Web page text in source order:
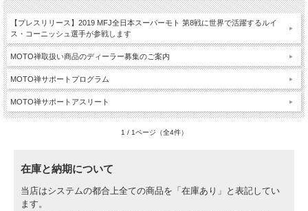
【プレスリリース】2019 MFJ全日本スーパーモト 第8戦に世界で活躍するルイ
ス・コーニッシュ選手が参戦します
MOTO禅取扱い商品のディーラー募集のご案内
MOTO禅サポートプログラム
MOTO禅サポートアスリート
1 / 1ページ（全4件）
在庫と納期について
当店はシステムの都合上全ての商品を「在庫あり」と表記してい
ます。